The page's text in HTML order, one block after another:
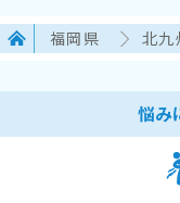
福岡県 北九
悩み